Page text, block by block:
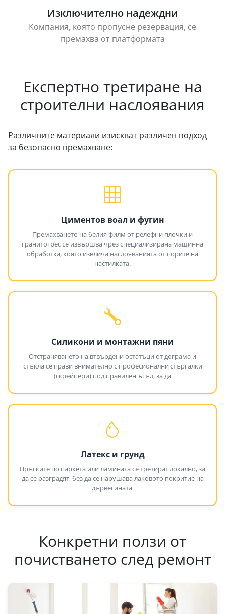
Изключително надеждни
Компания, която пропусне резервация, се
премахва от платформата
Експертно третиране на
строителни наслоявания
Различните материали изискват различен подход
за безопасно премахване:
Циментов воал и фугин
Премахването на белия филм от релефни плочки и
гранитогрес се извършва чрез специализирана машинна
обработка, която извлича наслояванията от порите на
настилката.
Силикони и монтажни пяни
Отстраняването на втвърдени остатъци от дограма и
стъкла се прави внимателно с професионални стъргалки
(скрейпери) под правилен ъгъл, за да
Латекс и грунд
Пръските по паркета или ламината се третират локално, за
да се разградят, без да се нарушава лаковото покритие на
дървесината.
Конкретни ползи от
почистването след ремонт